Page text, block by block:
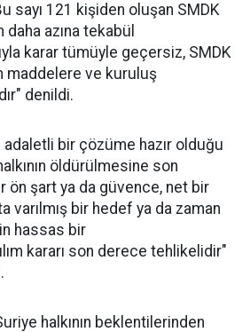
sayı 121 kişiden oluşan SMDK
daha azına tekabül
karar tümüyle geçersiz, SMDK
maddelere ve kuruluş
denildi.
adaletli bir çözüme hazır olduğu
öldürülmesine son
ön şart ya da güvence, net bir
varılmış bir hedef ya da zaman
hassas bir
kararı son derece tehlikelidir"
halkının beklentilerinden